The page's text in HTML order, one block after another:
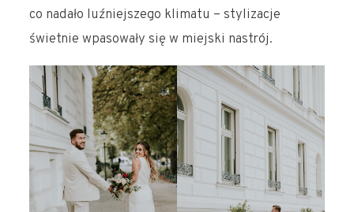
co nadało luźniejszego klimatu – stylizacje
świetnie wpasowały się w miejski nastrój.